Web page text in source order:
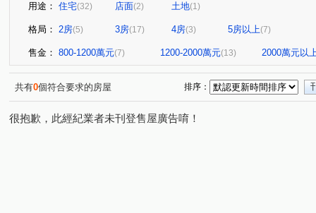
用途： 住宅(32) 店面(2) 土地(1)
格局： 2房(5) 3房(17) 4房(3) 5房以上(7)
售金： 800-1200萬元(7) 1200-2000萬元(13) 2000萬元以
共有0個符合要求的房屋 排序：
很抱歉，此經紀業者未刊登售屋廣告唷！